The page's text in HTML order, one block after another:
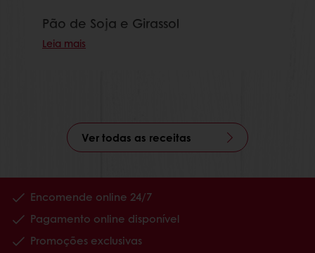
Pão de Soja e Girassol
Leia mais
Ver todas as receitas
Encomende online 24/7
Pagamento online disponível
Promoções exclusivas